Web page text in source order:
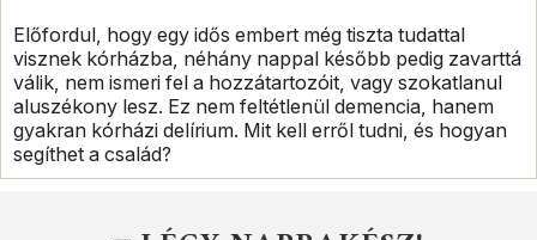
Előfordul, hogy egy idős embert még tiszta tudattal
visznek kórházba, néhány nappal később pedig zavarttá
válik, nem ismeri fel a hozzátartozóit, vagy szokatlanul
aluszékony lesz. Ez nem feltétlenül demencia, hanem
gyakran kórházi delírium. Mit kell erről tudni, és hogyan
segíthet a család?